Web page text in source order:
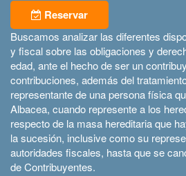
Reservar
Buscamos analizar las diferentes
y fiscal sobre las obligaciones y
edad, ante el hecho de ser un
contribuciones, además del
representante de una persona física
Albacea, cuando represente a los
respecto de la masa hereditaria que
la sucesión, inclusive como su
autoridades fiscales, hasta que se
de Contribuyentes.